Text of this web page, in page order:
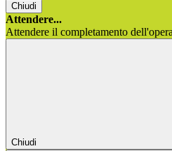
Chiudi
Attendere...
Attendere il completamento
Chiudi